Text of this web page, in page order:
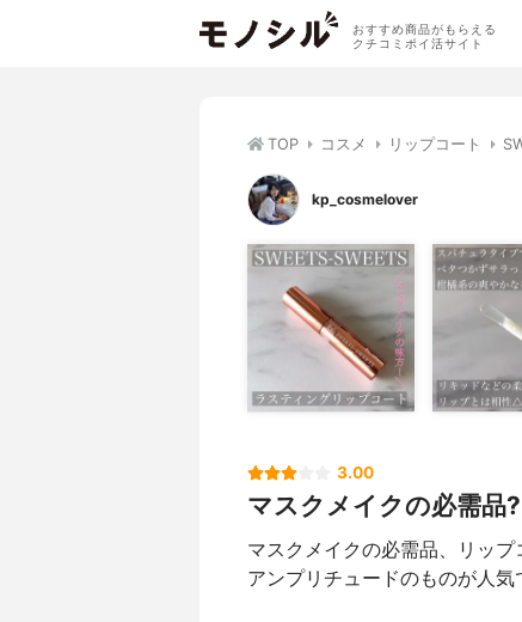
おすすめ商品がもらえる
クチコミポイ活サイト
TOP コスメ リップコート
kp_cosmelover
3.00
マスクメイクの必需品
マスクメイクの必需品、リッ
アンプリチュードのものが人